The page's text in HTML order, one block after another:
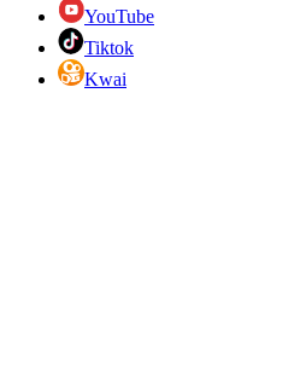
YouTube
Tiktok
Kwai